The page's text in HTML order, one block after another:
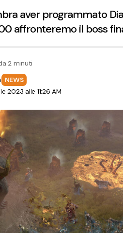
aver programmato
affronteremo il boss
2023 alle 11:26 AM
NEWS
2 minuti